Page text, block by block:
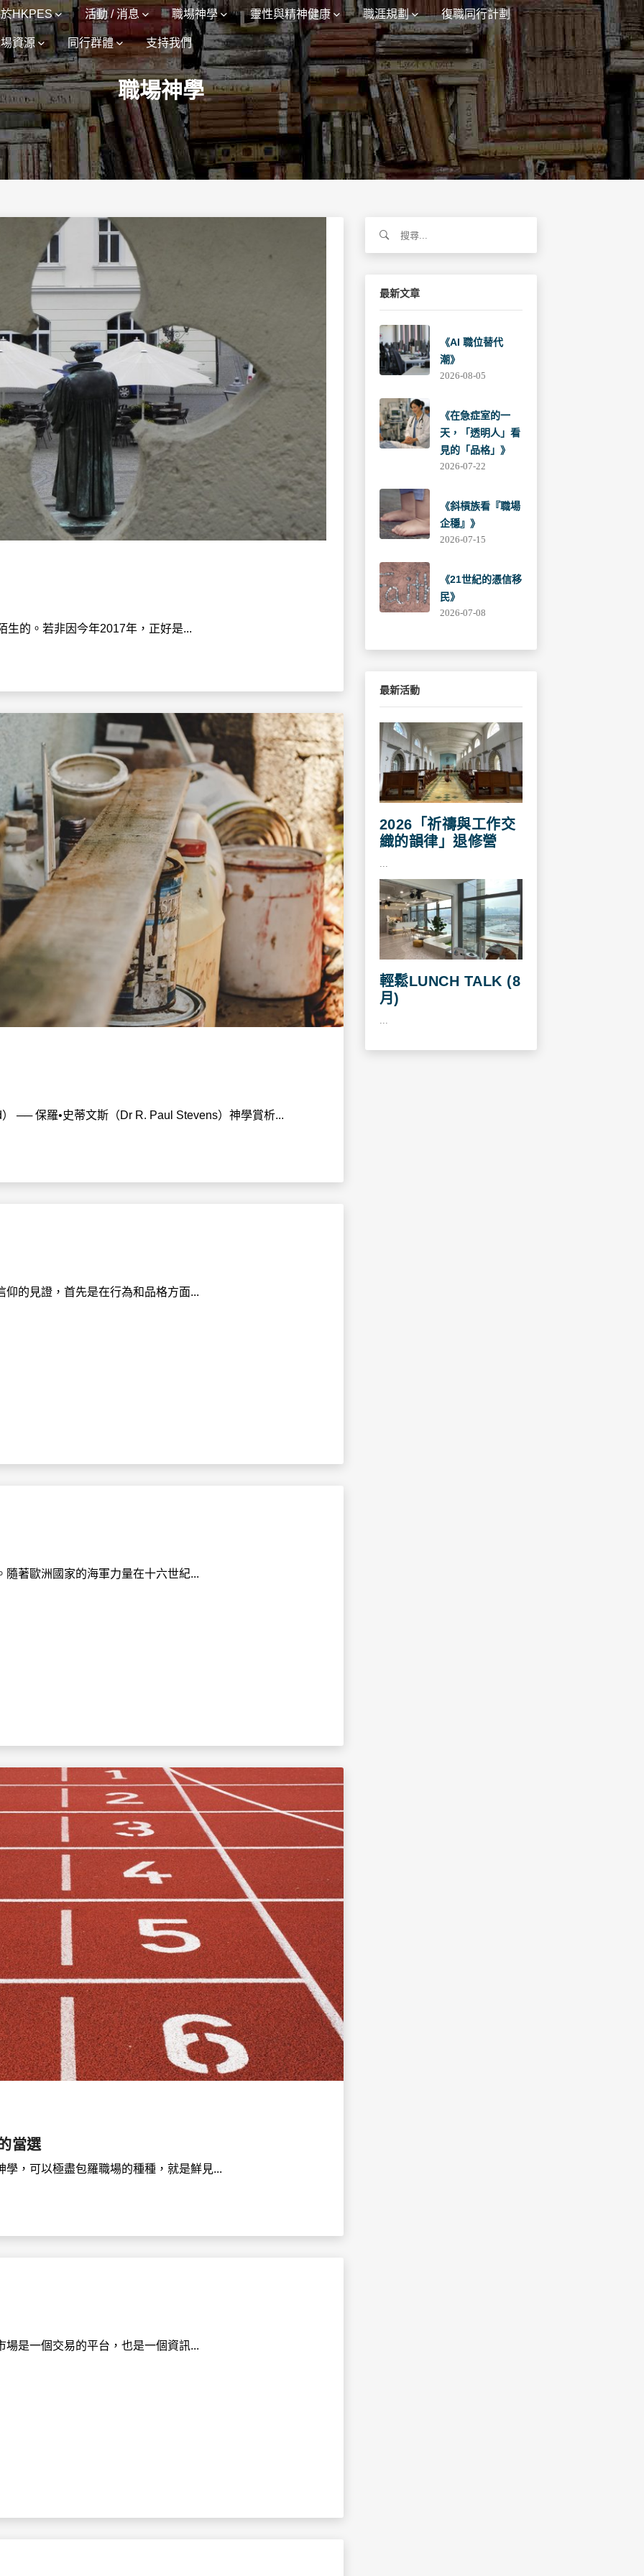
HKPES 活動 / 消息 職場神學 靈性與精神健康 職涯規劃 復職同行計劃
資源 同行群體 支持我們
職場神學
生的。若非因今年2017年，正好是...
── 保羅•史蒂文斯（Dr R. Paul Stevens）神學賞析...
的見證，首先是在行為和品格方面...
著歐洲國家的海軍力量在十六世紀...
當選
，可以極盡包羅職場的種種，就是鮮見...
是一個交易的平台，也是一個資訊...
關
最新文章
《AI 職位替代
潮》
2026-08-05
《在急症室的一
天，「透明人」看
見的「品格」》
2026-07-22
《斜槓族看『職場
企穩』》
2026-07-15
《21世紀的憑信移
民》
2026-07-08
最新活動
2026「祈禱與工作交
織的韻律」退修營
輕鬆LUNCH TALK (8
月)